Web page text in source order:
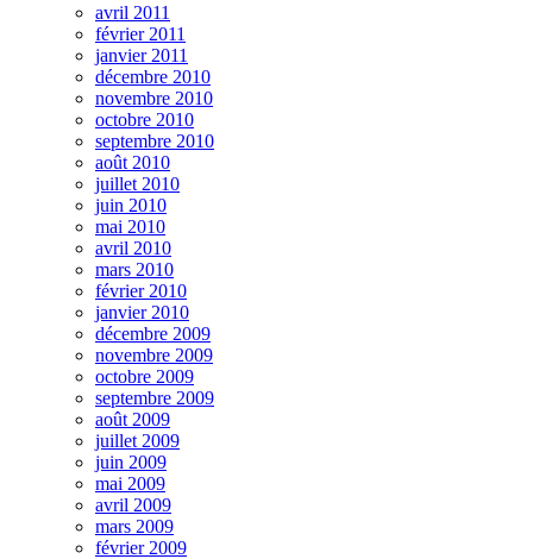
avril 2011
février 2011
janvier 2011
décembre 2010
novembre 2010
octobre 2010
septembre 2010
août 2010
juillet 2010
juin 2010
mai 2010
avril 2010
mars 2010
février 2010
janvier 2010
décembre 2009
novembre 2009
octobre 2009
septembre 2009
août 2009
juillet 2009
juin 2009
mai 2009
avril 2009
mars 2009
février 2009